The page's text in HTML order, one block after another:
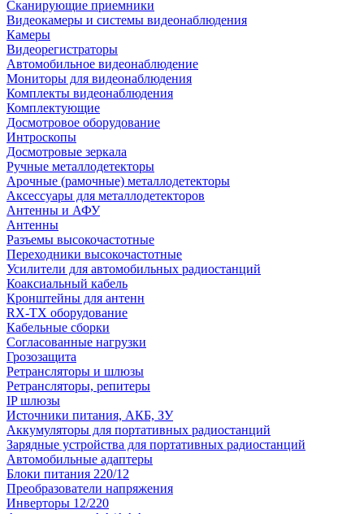
Сканирующие приемники
Видеокамеры и системы видеонаблюдения
Камеры
Видеорегистраторы
Автомобильное видеонаблюдение
Мониторы для видеонаблюдения
Комплекты видеонаблюдения
Комплектующие
Досмотровое оборудование
Интроскопы
Досмотровые зеркала
Ручные металлодетекторы
Арочные (рамочные) металлодетекторы
Аксессуары для металлодетекторов
Антенны и АФУ
Антенны
Разъемы высокочастотные
Переходники высокочастотные
Усилители для автомобильных радиостанций
Коаксиальный кабель
Кронштейны для антенн
RX-TX оборудование
Кабельные сборки
Согласованные нагрузки
Грозозащита
Ретрансляторы и шлюзы
Ретрансляторы, репитеры
IP шлюзы
Источники питания, АКБ, ЗУ
Аккумуляторы для портативных радиостанций
Зарядные устройства для портативных радиостанций
Автомобильные адаптеры
Блоки питания 220/12
Преобразователи напряжения
Инверторы 12/220